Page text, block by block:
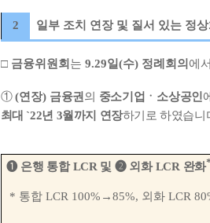
2 일부 조치 연장 및 질서 있는 정상
□ 금융위원회 는 9.29일(수) 정례회의 에서
①(연장) 금융권 의 중소기업 ㆍ 소상공인
최대 `22년 3월까지 연장하기로 하였습니
➊ 은행 통합LCR 및 ➋ 외화LCR 완화
* 통합 LCR 100% →85%, 외화 LCR